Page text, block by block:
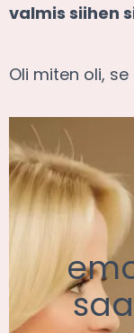
valmis siihen
Oli miten oli,